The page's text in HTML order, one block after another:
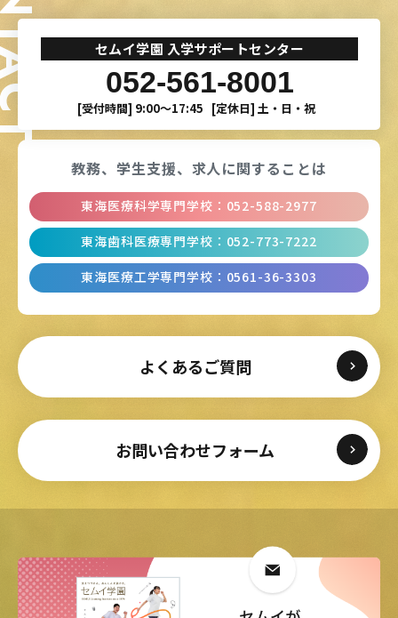
セムイ学園 入学サポートセンター
052-561-8001
[受付時間] 9:00〜17:45 [定休日] 土・日・祝
よくあるご質問
お問い合わせフォーム
教務、学生支援、 求人に関することは
東海医療科学専門学校 ： 052-588-2977
東海歯科医療専門学校 ： 052-773-7222
東海医療工学専門学校 ： 0561-36-3303